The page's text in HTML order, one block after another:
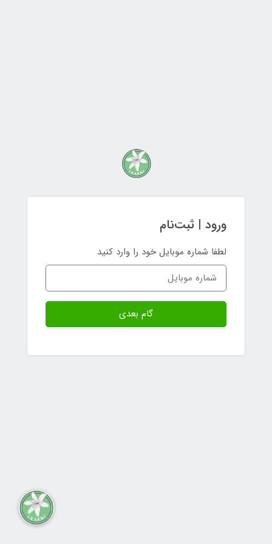
ورود | ثبت‌نام
لطفا شماره موبایل خود را وارد کنید
گام بعدی